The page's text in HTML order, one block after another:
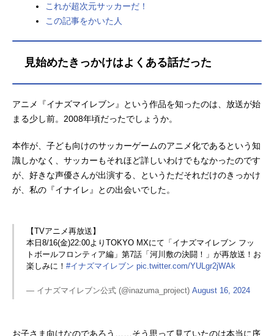
これが超次元サッカーだ！
この記事をかいた人
見始めたきっかけはよくある話だった
アニメ『イナズマイレブン』という作品を知ったのは、放送が始
まる少し前。2008年頃だったでしょうか。
本作が、子ども向けのサッカーゲームのアニメ化であるという知
識しかなく、サッカーもそれほど詳しいわけでもなかったのです
が、好きな声優さんが出演する、というただそれだけのきっかけ
が、私の『イナイレ』との出会いでした。
【TVアニメ再放送】
本日8/16(金)22:00よりTOKYO MXにて「イナズマイレブン フッ
トボールフロンティア編」第7話「河川敷の決闘！」が再放送！お
楽しみに！ #イナズマイレブン pic.twitter.com/YULgr2jWAk
— イナズマイレブン公式 (@inazuma_project) August 16, 2024
お子さま向けなのであろう……そう思って見ていたのは本当に序